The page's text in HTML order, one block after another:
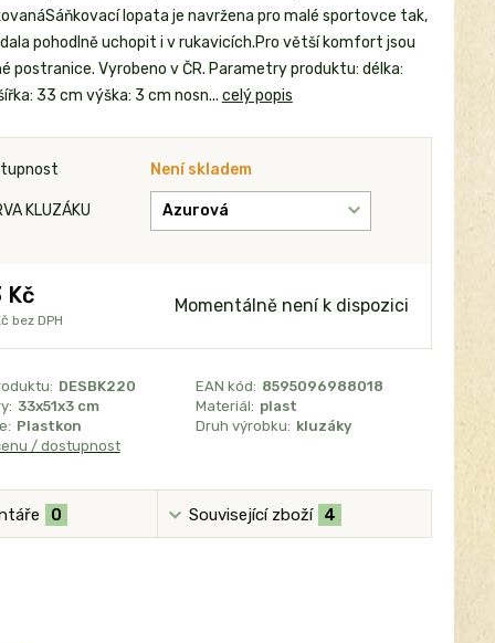
lopata je navržena pro malé sportovce tak,
pohodlně uchopit i v rukavicích.Pro větší komfort jsou
postranice. Vyrobeno v ČR. Parametry produktu: délka:
33 cm výška: 3 cm nosn... celý popis
Není skladem
KLUZÁKU
Kč
bez DPH
Momentálně není k dispozici
DESBK220 EAN kód: 8595096988018
33x51x3 cm Materiál: plast
Plastkon Druh výrobku: kluzáky
/ dostupnost
0 Související zboží 4